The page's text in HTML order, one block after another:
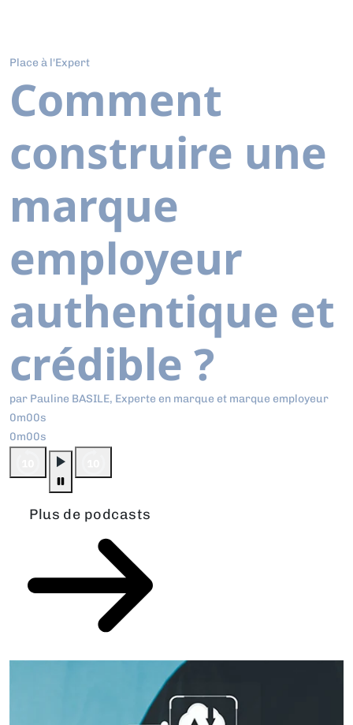
Place à l'Expert
Comment
construire une
marque
employeur
authentique et
crédible ?
par Pauline BASILE, Experte en marque et marque employeur
0m00s
0m00s
Plus de podcasts